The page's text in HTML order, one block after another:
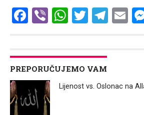
Facebook
ViberWhatsApp
Twitter
PREPORUČUJEMO VAM
Lijenost vs. Oslonac na